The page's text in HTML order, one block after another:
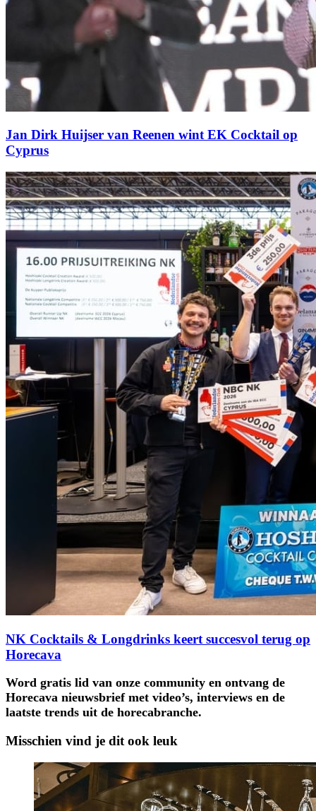
Jan Dirk Huijser van Reenen wint EK Cocktail op
Cyprus
NK Cocktails & Longdrinks keert succesvol terug op
Horecava
Word gratis lid van onze community en ontvang de
Horecava nieuwsbrief met video’s, interviews en de
laatste trends uit de horecabranche.
Misschien vind je dit ook leuk